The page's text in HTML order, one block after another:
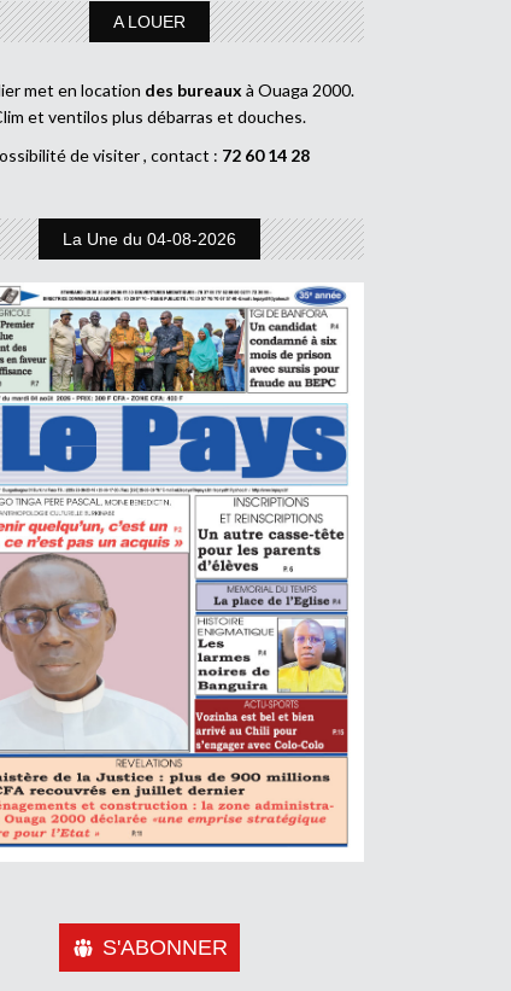
A LOUER
met en location des bureaux à Ouaga 2000.
et ventilos plus débarras et douches.
de visiter , contact : 72 60 14 28
La Une du 04-08-2026
S'ABONNER